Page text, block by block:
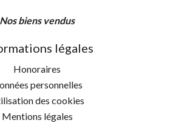
Nos biens vendus
légales
Honoraires
personnelles
des cookies
Mentions légales